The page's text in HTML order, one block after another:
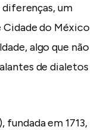
diferenças, um
Cidade do México
algo que não
de dialetos
fundada em 1713,